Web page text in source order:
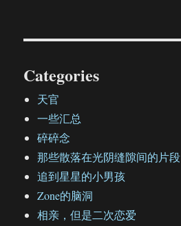
Categories
天官
一些汇总
碎碎念
那些散落在光阴缝隙间的片段
追到星星的小男孩
Zone的脑洞
相亲，但是二次恋爱